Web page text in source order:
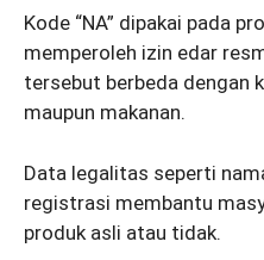
Kode “NA” dipakai pada
memperoleh izin edar
tersebut berbeda dengan
maupun makanan.
Data legalitas seperti
registrasi membantu
produk asli atau tidak.